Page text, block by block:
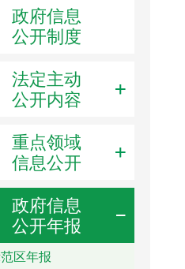
政府信息
公开制度
法定主动
公开内容
重点领域
信息公开
政府信息
公开年报
区年报